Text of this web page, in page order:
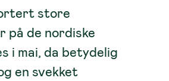
store
på de nordiske
i mai, da betydelig
en svekket